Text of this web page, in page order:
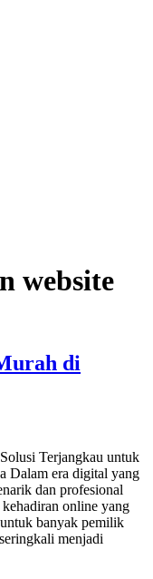
website
di
Terjangkau untuk
Dalam era digital yang
dan profesional
online yang
banyak pemilik
menjadi